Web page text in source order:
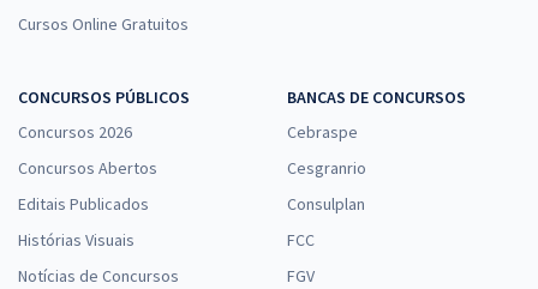
Cursos Online Gratuitos
CONCURSOS PÚBLICOS
Concursos 2026
Concursos Abertos
Editais Publicados
Histórias Visuais
Notícias de Concursos
BANCAS DE CONCURSOS
Cebraspe
Cesgranrio
Consulplan
FCC
FGV